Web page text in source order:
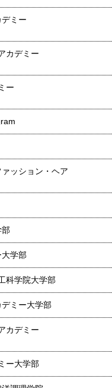
ミー
カデミー
ー
ッション・ヘア
部
学部
科学院大学部
ミー大学部
カデミー
ー大学部